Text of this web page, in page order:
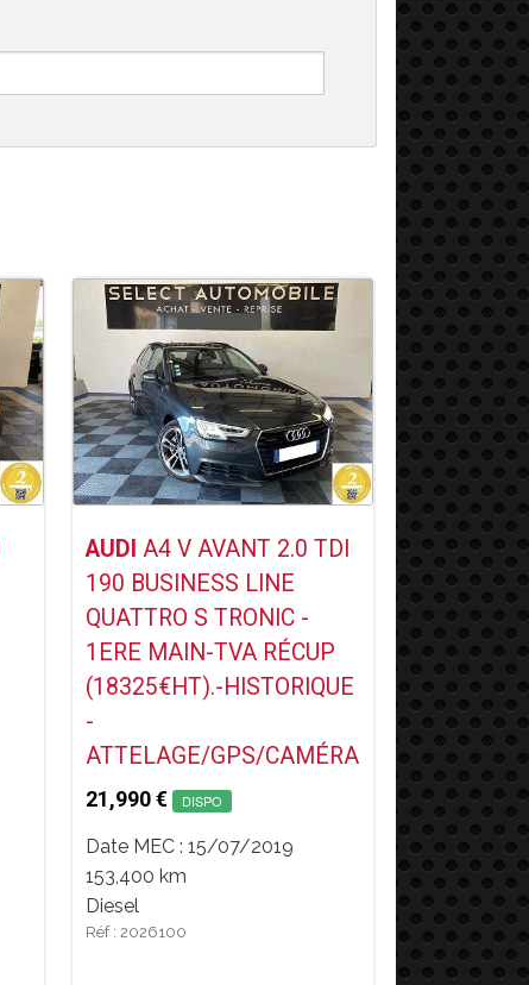
Voir ce Véhicule
AUDI A4 V AVANT 2.0 TDI
190 BUSINESS LINE
QUATTRO S TRONIC -
1ERE MAIN-TVA RÉCUP
(18325€HT).-HISTORIQUE
-
ATTELAGE/GPS/CAMÉRA
21,990 € DISPO
Date MEC : 15/07/2019
153,400 km
Diesel
Réf : 2026100